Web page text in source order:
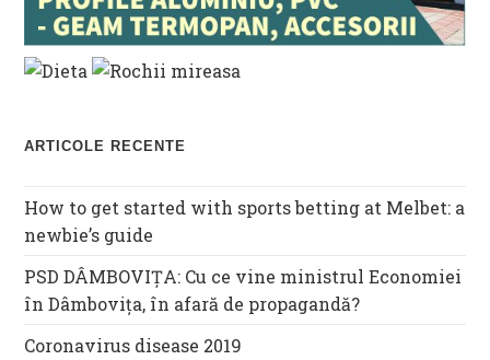
ARTICOLE RECENTE
How to get started with sports betting at Melbet: a
newbie’s guide
PSD DÂMBOVIȚA: Cu ce vine ministrul Economiei
în Dâmbovița, în afară de propagandă?
Coronavirus disease 2019